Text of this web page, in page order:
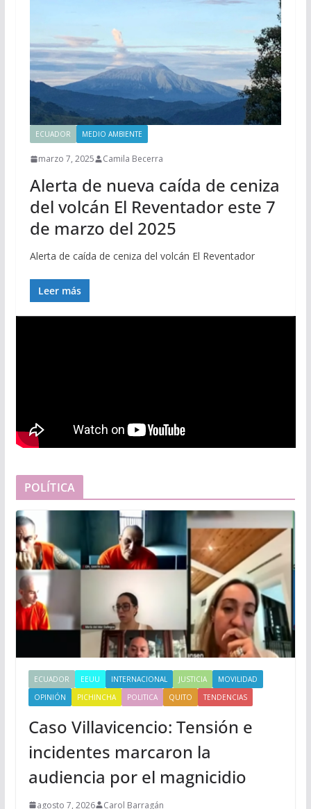
ECUADOR MEDIO AMBIENTE
marzo 7, 2025 Camila Becerra
Alerta de nueva caída de ceniza
del volcán El Reventador este 7
de marzo del 2025
Alerta de caída de ceniza del volcán El Reventador
Leer más
POLÍTICA
ECUADOR EEUU INTERNACIONAL JUSTICIA
MOVILIDAD
OPINIÓN
PICHINCHA POLITICA QUITO TENDENCIAS
Caso Villavicencio: Tensión e
incidentes marcaron la
audiencia por el magnicidio
agosto 7, 2026 Carol Barragán